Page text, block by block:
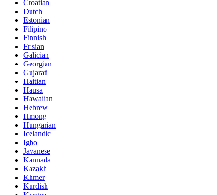
Croatian
Dutch
Estonian
Filipino
Finnish
Frisian
Galician
Georgian
Gujarati
Haitian
Hausa
Hawaiian
Hebrew
Hmong
Hungarian
Icelandic
Igbo
Javanese
Kannada
Kazakh
Khmer
Kurdish